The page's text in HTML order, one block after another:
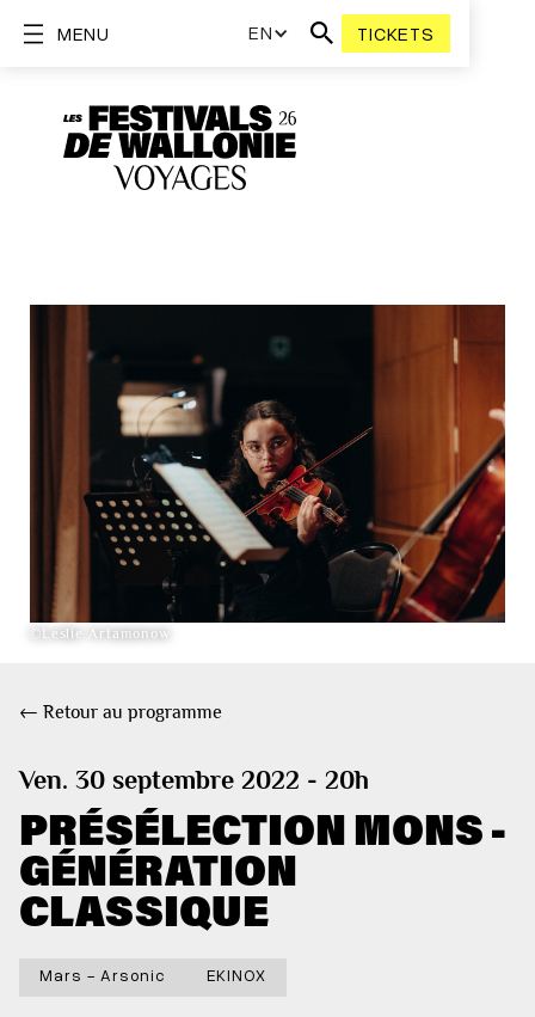
EN TICKETS
MENU
©Leslie Artamonow
← Retour au programme
Ven. 30 septembre 2022 - 20h
PRÉSÉLECTION MONS -
GÉNÉRATION
CLASSIQUE
Mars - Arsonic EKINOX